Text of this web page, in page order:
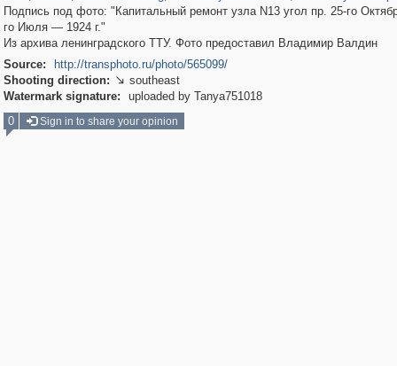
Подпись под фото: "Капитальный ремонт узла N13 угол пр. 25-го
го Июля — 1924 г."
Из архива ленинградского ТТУ. Фото предоставил Владимир Валдин
Source:
http://transphoto.ru/photo/565099/
Shooting direction:  southeast
Watermark signature:
uploaded by Tanya751018
0
Sign in to share your opinion